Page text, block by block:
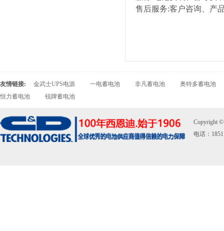
售后服务:客户咨询、产
友情链接: 金武士UPS电源 一电蓄电池 非凡蓄电池
奥特多蓄电池
恒力蓄电池
锐牌蓄电池
Copyright
电话：